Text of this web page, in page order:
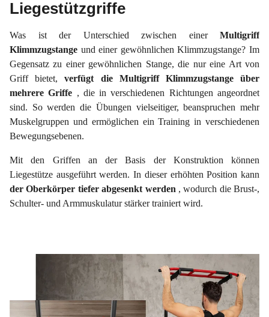
Liegestützgriffe
Was ist der Unterschied zwischen einer Multigriff
Klimmzugstange und einer gewöhnlichen Klimmzugstange? Im
Gegensatz zu einer gewöhnlichen Stange, die nur eine Art von
Griff bietet,verfügt die Multigriff Klimmzugstange über
mehrere Griffe , die in verschiedenen Richtungen angeordnet
sind. So werden die Übungen vielseitiger, beanspruchen mehr
Muskelgruppen und ermöglichen ein Training in verschiedenen
Bewegungsebenen.
Mit den Griffen an der Basis der Konstruktion können
Liegestütze ausgeführt werden. In dieser erhöhten Position kann
der Oberkörper tiefer abgesenkt werden , wodurch die Brust-,
Schulter- und Armmuskulatur stärker trainiert wird.